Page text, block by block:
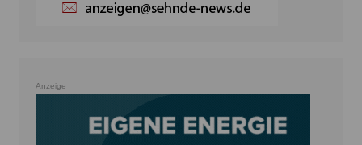
Anzeige